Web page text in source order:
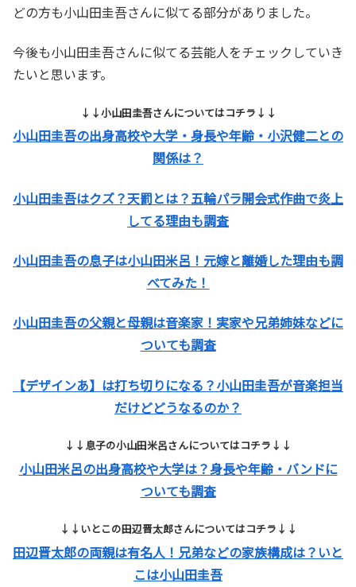
どの方も小山田圭吾さんに似てる部分がありました。
今後も小山田圭吾さんに似てる芸能人をチェックしていき
たいと思います。
↓↓小山田圭吾さんについてはコチラ↓↓
小山田圭吾の出身高校や大学・身長や年齢・小沢健二との
関係は？
小山田圭吾はクズ？天罰とは？五輪パラ開会式作曲で炎上
してる理由も調査
小山田圭吾の息子は小山田米呂！元嫁と離婚した理由も調
べてみた！
小山田圭吾の父親と母親は音楽家！実家や兄弟姉妹などに
ついても調査
【デザインあ】は打ち切りになる？小山田圭吾が音楽担当
だけどどうなるのか？
↓↓息子の小山田米呂さんについてはコチラ↓↓
小山田米呂の出身高校や大学は？身長や年齢・バンドに
ついても調査
↓↓いとこの田辺晋太郎さんについてはコチラ↓↓
田辺晋太郎の両親は有名人！兄弟などの家族構成は？いと
こは小山田圭吾